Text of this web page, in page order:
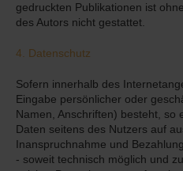
gedruckten Publikationen ist
des Autors nicht gestattet.
4. Datenschutz
Sofern innerhalb des
Eingabe persönlicher oder
Namen, Anschriften) besteht, so
Daten seitens des Nutzers auf
Inanspruchnahme und
- soweit technisch möglich und